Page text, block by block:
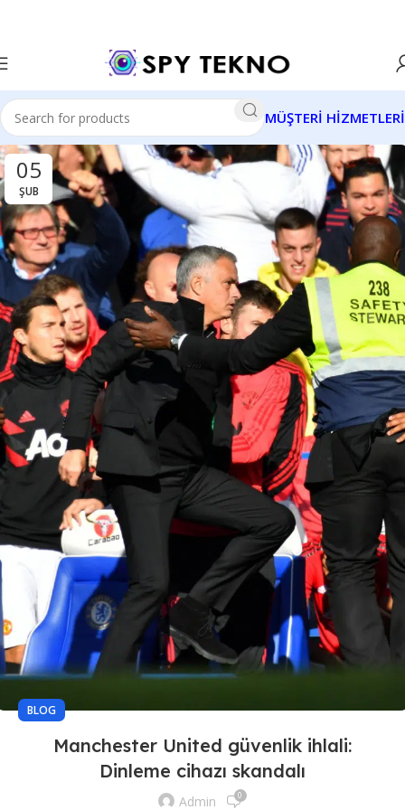
MÜŞTERİ HİZMETLERİ
05
ŞUB
BLOG
Manchester United güvenlik ihlali:
Dinleme cihazı skandalı
Admin 0